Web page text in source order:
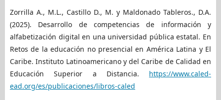
Zorrilla A., M.L., Castillo D., M. y Maldonado Tableros., D.A.
(2025). Desarrollo de competencias de información y
alfabetización digital en una universidad pública estatal. En
Retos de la educación no presencial en América Latina y El
Caribe. Instituto Latinoamericano y del Caribe de Calidad en
Educación Superior a Distancia. https://www.caled-
ead.org/es/publicaciones/libros-caled